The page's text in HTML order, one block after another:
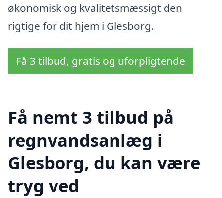
økonomisk og kvalitetsmæssigt den
rigtige for dit hjem i Glesborg.
Få 3 tilbud, gratis og uforpligtende
Få nemt 3 tilbud på
regnvandsanlæg i
Glesborg, du kan være
tryg ved